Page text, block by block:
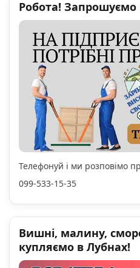
Робота! Запрошуємо
Телефонуй і ми розповімо
099-533-15-35
Вишні, малину,
купляємо в Лубнах!